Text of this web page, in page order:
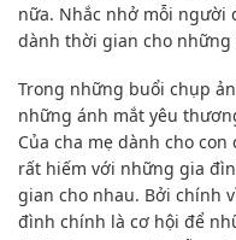
nữa. Nhắc nhở mỗi người
dành thời gian cho
Trong những buổi chụp
những ánh mắt yêu
Của cha mẹ dành cho
rất hiếm với những gia
gian cho nhau. Bởi chính
đình chính là cơ hội để